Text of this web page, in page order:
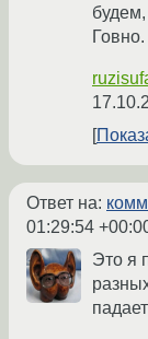
Ответ на:
01:29:54
Это я